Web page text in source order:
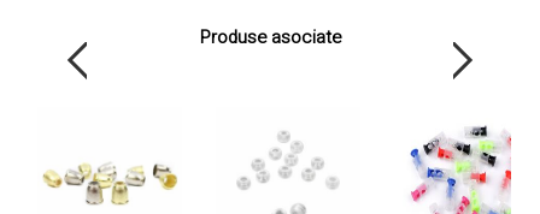
Produse asociate